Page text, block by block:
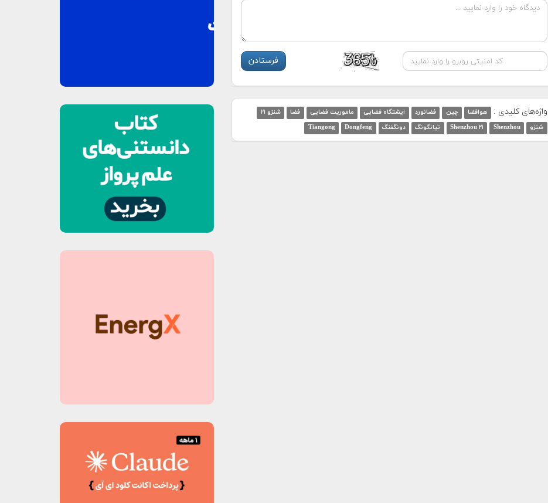
واژه‌های کلیدی : هوافضا چین فضانورد ایشتگاه فضایی ماموریت فضایی فضا
شنزو ۲۱
شنزو
Shenzhou ۲۱ Shenzhou تیانگونگ دونگفنگ Tiangong Dongfeng